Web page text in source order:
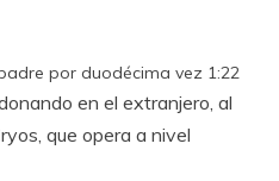
por duodécima vez 1:22
en el extranjero, al
que opera a nivel